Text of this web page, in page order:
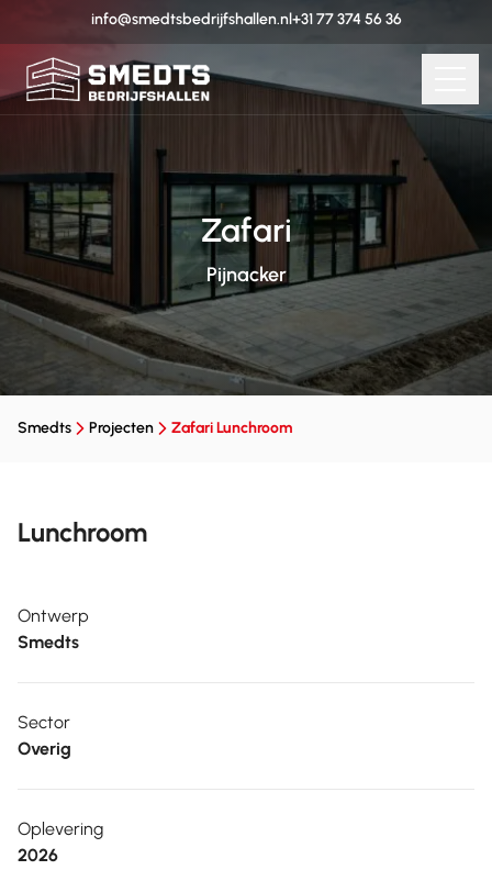
info@smedtsbedrijfshallen.nl+31 77 374 56 36
Zafari
Pijnacker
Smedts Projecten Zafari Lunchroom
Lunchroom
Ontwerp
Smedts
Sector
Overig
Oplevering
2026